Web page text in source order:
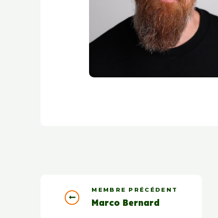
MEMBRE PRÉCÉDENT
Marco Bernard